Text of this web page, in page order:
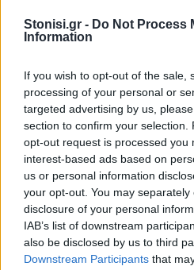
Stonisi.gr - Do Not Process
Information
If you wish to opt-out of the sale,
processing of your personal or
targeted advertising by us,
section to confirm your selection.
opt-out request is processed you
interest-based ads based on
us or personal information
your opt-out. You may
disclosure of your personal
IAB’s list of downstream
also be disclosed by us to third
Downstream Participants that
Ελληνικό Ερυθρό Σταυρό και
98 ΑΔΤΕ
ΡΕΠΟΡΤΑΖ ΔΡΑΣΕΙΣ
Στο Πανελλήνιον έκθεση
σύνδεσης του σήμερα της
Μυτιλήνης με το χθες
Μια έκθεση διοργανωμένη
Εμπορικό Σύλλογο Μυτιλήνης
ΜΟΥΣΙΚΗ
Η γιορτή της τράτας
ξανά στη Σκάλα Πολιχνίτου